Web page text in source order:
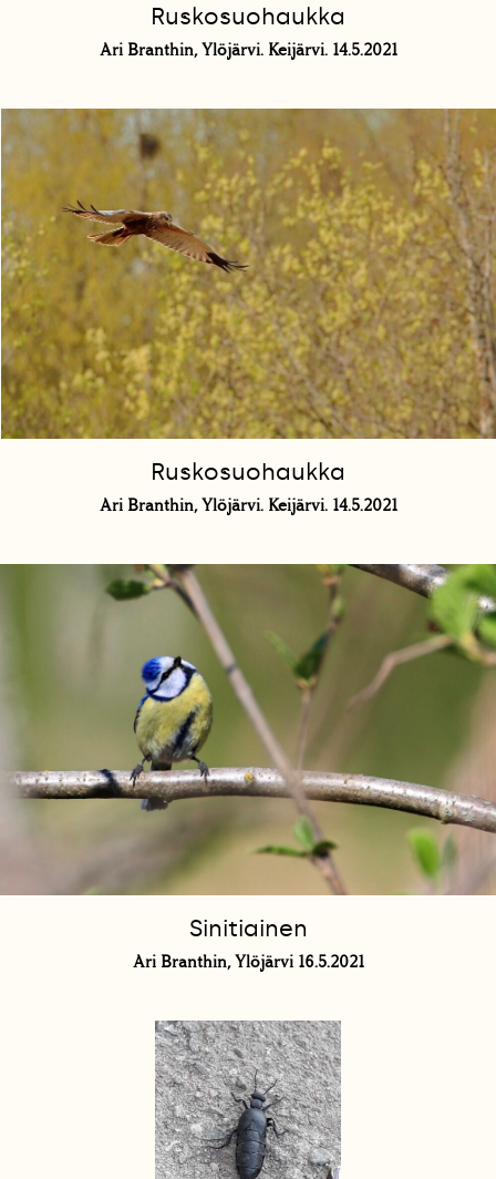
Ruskosuohaukka
Ari Branthin, Ylöjärvi. Keijärvi. 14.5.2021
Ruskosuohaukka
Ari Branthin, Ylöjärvi. Keijärvi. 14.5.2021
Sinitiainen
Ari Branthin, Ylöjärvi 16.5.2021